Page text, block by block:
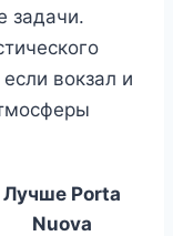
задачи.
вокзал и
Лучше Porta
Nuova